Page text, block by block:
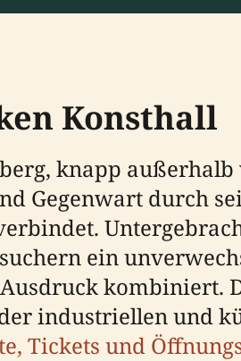
Konsthall
knapp
Gegenwart durch
ein
kombiniert.
industriellen und
Tickets und